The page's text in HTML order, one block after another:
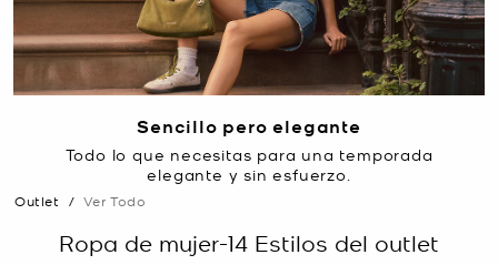
Sencillo pero elegante
Todo lo que necesitas para una temporada
elegante y sin esfuerzo.
Outlet / Ver Todo
Ropa de mujer-14 Estilos del outlet